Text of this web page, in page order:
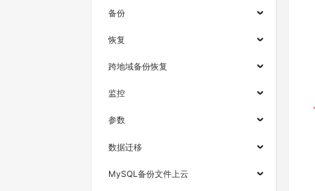
备份
恢复
跨地域备份恢复
监控
参数
数据迁移
MySQL备份文件上云